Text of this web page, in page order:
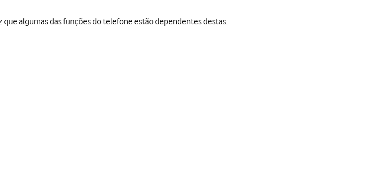
algumas das funções do telefone estão dependentes destas.